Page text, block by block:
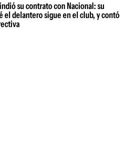
su contrato con Nacional: su
el delantero sigue en el club, y contó